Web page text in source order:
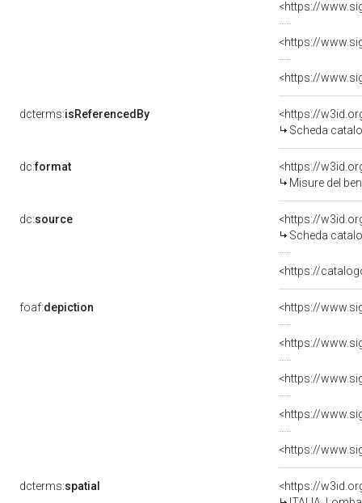
dcterms:isReferencedBy
<https://
Scheda
dc:format
<https://
Misure del
dc:source
<https://
Scheda
<https://
foaf:depiction
dcterms:spatial
<https://